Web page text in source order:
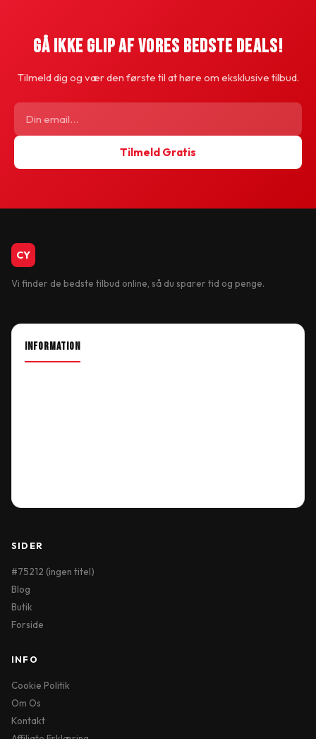
Gå Ikke Glip Af Vores Bedste Deals!
Tilmeld dig og vær den første til at høre om eksklusive tilbud.
Tilmeld Gratis
CY
Vi finder de bedste tilbud online, så du sparer tid og penge.
INFORMATION
SIDER
#75212 (ingen titel)
Blog
Butik
Forside
INFO
Cookie Politik
Om Os
Kontakt